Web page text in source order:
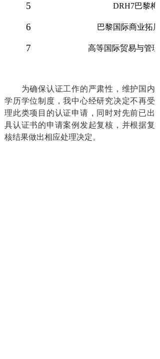
5 DRH7巴黎梅
6 巴黎国际商业拓
7 高等国际贸易与管理
为确保认证工作的严肃性，维护国内
学历学位制度，我中心经研究决定不再受
理此类项目的认证申请，同时对先前已出
具认证书的申请案例发起复核，并根据复
核结果做出相应处理决定。